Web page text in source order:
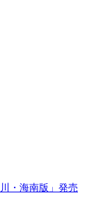
・海南版」発売